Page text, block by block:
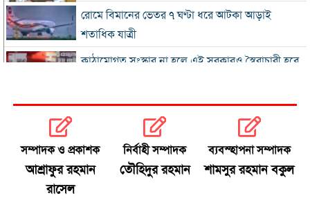
রোমে বিমানের ভেতর ৭ ঘণ্টা ধরে আটকা আড়াই
শতাধিক যাত্রী
কাঠামোগত সংস্কার না হলে এই সরকারও স্বৈরাচারী হবে
‘কিসের হাসিনা, তার চেহারা কী দেখা গেছে?
বগুড়ায় ৭ শ্রমিকের মৃত্যু : স্বজনদের আহাজারিতে ভারী
হয়ে উঠেছে হাসপাতাল
সম্পাদক ও প্রকাশক
আশ্রাফুর রহমান
রাসেল
নির্বাহী সম্পাদক
তৌহিদুর রহমান
ব্যবস্হাপনা সম্পাদক
শামসুর রহমান বকুল